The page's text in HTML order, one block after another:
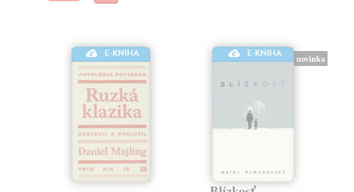
E-KNIHA E-KNIHA novinka